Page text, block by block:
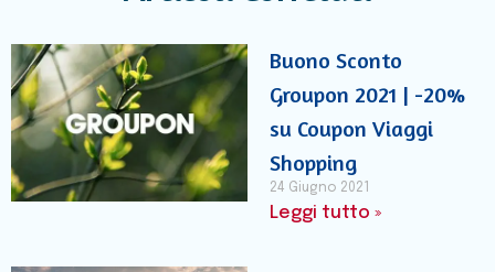
Buono Sconto
Groupon 2021 | -20%
su Coupon Viaggi
Shopping
24 Giugno 2021
Leggi tutto »